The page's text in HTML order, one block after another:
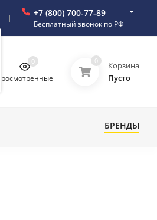
+7 (800) 700-77-89
Бесплатный звонок по РФ
Просмотренные
0 0
Корзина
Пусто
БРЕНДЫ